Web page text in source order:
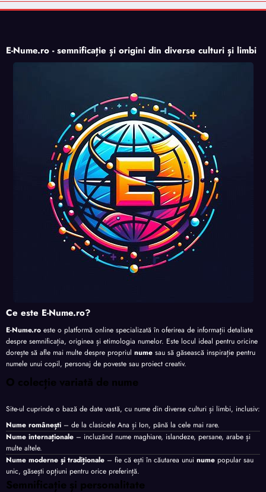
E-Nume.ro - semnificație și origini din diverse culturi și limbi
Ce este E-Nume.ro?
E-Nume.ro este o platformă online specializată în oferirea de informații detaliate
despre semnificația, originea și etimologia numelor. Este locul ideal pentru oricine
dorește să afle mai multe despre propriul nume sau să găsească inspirație pentru
numele unui copil, personaj de poveste sau proiect creativ.
O colecție variată de nume
Site-ul cuprinde o bază de date vastă, cu nume din diverse culturi și limbi, inclusiv:
Nume românești – de la clasicele Ana și Ion, până la cele mai rare.
Nume internaționale – incluzând nume maghiare, islandeze, persane, arabe și
multe altele.
Nume moderne și tradiționale – fie că ești în căutarea unui nume popular sau
unic, găsești opțiuni pentru orice preferință.
Semnificație și personalitate